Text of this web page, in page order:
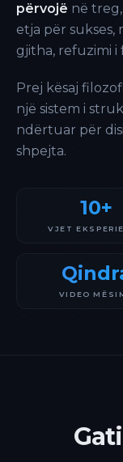
përvojë në
etja për sukses,
gjitha, refuzimi i
Prej kësaj
një sistem i
ndërtuar për
shpejta.
10+
VJET
VIDEO